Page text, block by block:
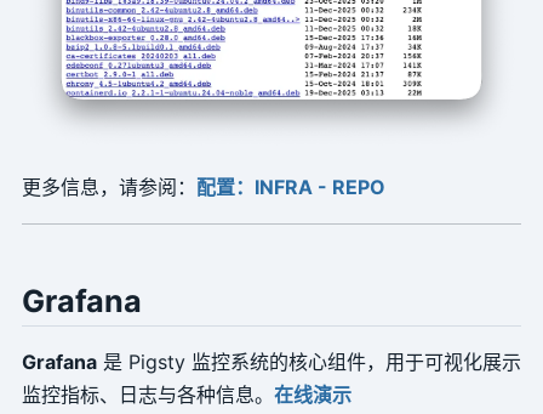
更多信息，请参阅： 配置：INFRA - REPO
Grafana
Grafana是 Pigsty 监控系统的核心组件，用于可视化展示
监控指标、日志与各种信息。 在线演示